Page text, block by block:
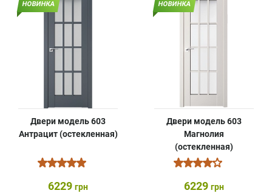
НОВИНКА
Двери модель 603
Антрацит (остекленная)
6229 грн
НОВИНКА
Двери модель 603
Магнолия
(остекленная)
6229 грн